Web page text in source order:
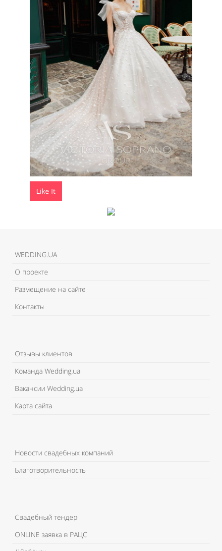
Like It
WEDDING.UA
О проекте
Размещение на сайте
Контакты
Отзывы клиентов
Команда Wedding.ua
Вакансии Wedding.ua
Карта сайта
Новости свадебных компаний
Благотворительность
Свадебный тендер
ONLINE заявка в РАЦС